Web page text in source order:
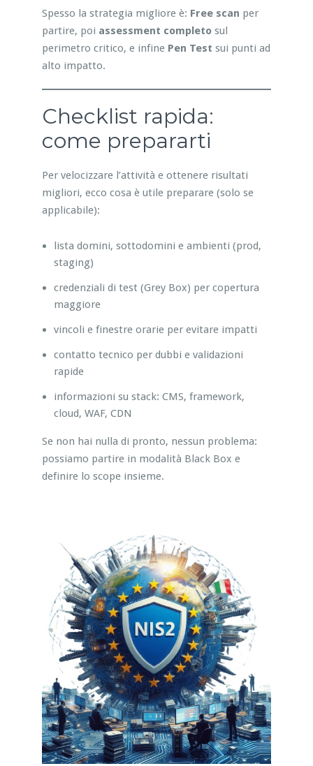
Spesso la strategia migliore è: Free scan per
partire, poi assessment completosul
perimetro critico, e infine Pen Test sui punti ad
alto impatto.
Checklist rapida:
come prepararti
Per velocizzare l’attività e ottenere risultati
migliori, ecco cosa è utile preparare (solo se
applicabile):
lista domini, sottodomini e ambienti (prod,
staging)
credenziali di test (Grey Box) per copertura
maggiore
vincoli e finestre orarie per evitare impatti
contatto tecnico per dubbi e validazioni
rapide
informazioni su stack: CMS, framework,
cloud, WAF, CDN
Se non hai nulla di pronto, nessun problema:
possiamo partire in modalità Black Box e
definire lo scope insieme.